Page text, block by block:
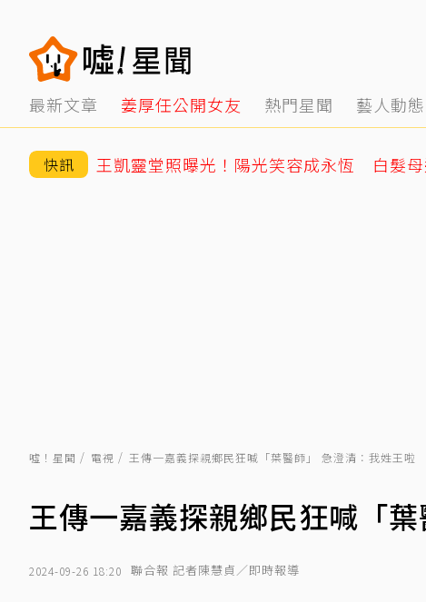
最新文章 姜厚任公開女友 熱門星聞 藝人動態
快訊 王凱靈堂照曝光！陽光笑容成永恆 白髮
噓！星聞 電視 王傳一嘉義探親鄉民狂喊「葉醫師」 急澄清：我姓王啦
王傳一嘉義探親鄉民狂喊「
2024-09-26 18:20 聯合報 記者陳慧貞／即時報導